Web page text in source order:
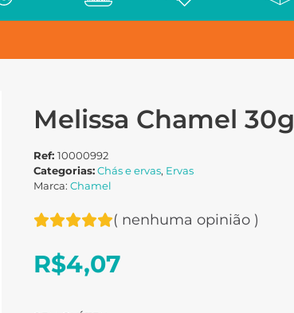
Melissa Chamel 30g
Ref: 10000992
Categorias:Chás e ervas, Ervas
Marca: Chamel
( nenhuma opinião )
R$4,07